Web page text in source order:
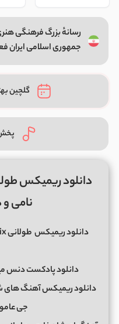
رسانهٔ بزرگ فرهنگی
جمهوری اسلامی ایران
گلچین
نامی
دانلود ریمیکس
دانلود پادکست دنس
جی